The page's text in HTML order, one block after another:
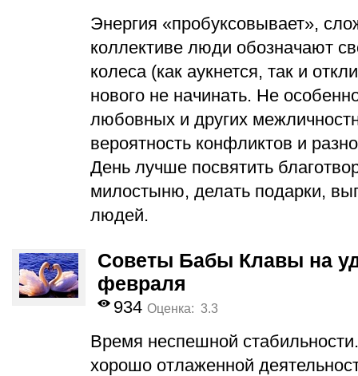
Энергия «пробуксовывает»,
коллективе люди обозначают
колеса (как аукнется, так и
нового не начинать. Не
любовных и других
вероятность конфликтов и
День лучше посвятить
милостыню, делать подарки,
людей.
Советы Бабы Клавы на
февраля
934 Оценка: 3.3
Время неспешной
хорошо отлаженной